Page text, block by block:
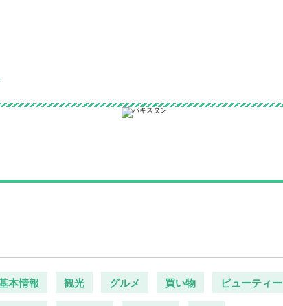
本情報 観光 グルメ 買い物 ビューティー